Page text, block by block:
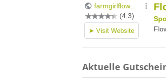
Aktuelle